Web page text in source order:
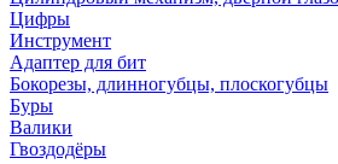
Цифры
Инструмент
Адаптер для бит
Бокорезы, длинногубцы, плоскогубцы
Буры
Валики
Гвоздодёры